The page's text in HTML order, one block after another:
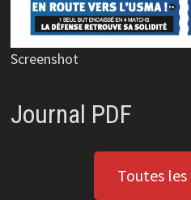
Screenshot
Journal PDF
Toutes les